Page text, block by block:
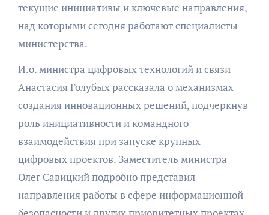
текущие инициативы и ключевые направления,
над которыми сегодня работают специалисты
министерства.
И.о. министра цифровых технологий и связи
Анастасия Голубых рассказала о механизмах
создания инновационных решений, подчеркнув
роль инициативности и командного
взаимодействия при запуске крупных
цифровых проектов. Заместитель министра
Олег Савицкий подробно представил
направления работы в сфере информационной